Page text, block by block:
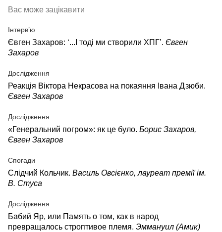
Вас може зацікавити
Інтерв’ю
Євген Захаров: ‘...І тоді ми створили ХПГ’. Євген
Захаров
Дослідження
Реакція Віктора Некрасова на покаяння Івана Дзюби.
Євген Захаров
Дослідження
«Генеральний погром»: як це було. Борис Захаров,
Євген Захаров
Спогади
Слідчий Кольчик. Василь Овсієнко, лауреат премії ім.
В. Стуса
Дослідження
Бабий Яр, или Память о том, как в народ
превращалось строптивое племя. Эммануил (Амик)